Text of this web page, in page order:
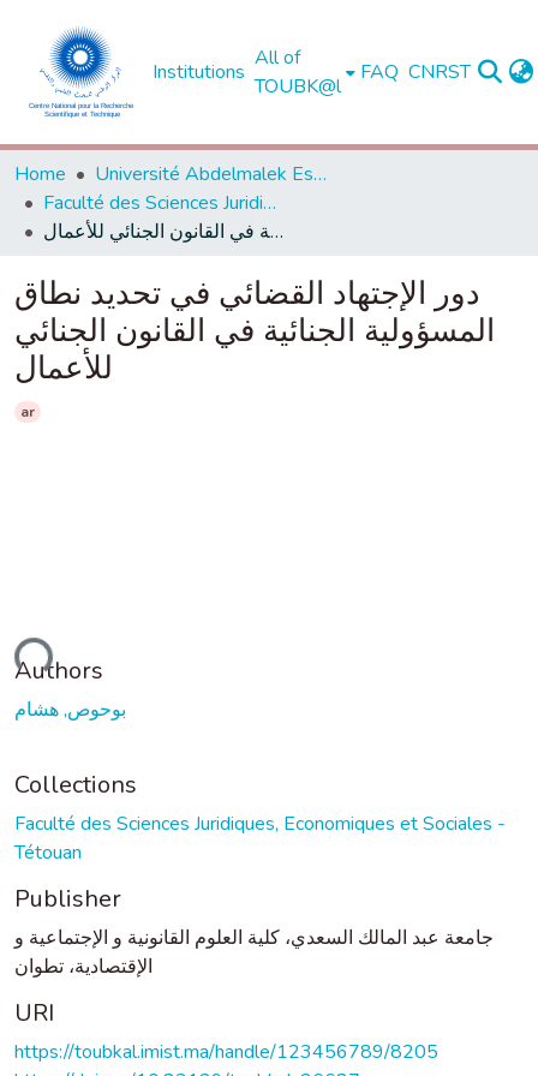
Institutions
All of
TOUBK@l
FAQ CNRST
Home
Université Abdelmalek Essaadi - Tétouan
Faculté des Sciences Juridiques, Economiques et Sociales - Tétouan
دور الإجتهاد القضائي في تحديد نطاق المسؤولية الجنائية في القانون الجنائي للأعمال
دور الإجتهاد القضائي في تحديد نطاق
المسؤولية الجنائية في القانون الجنائي
للأعمال
ar
Authors
بوحوص, هشام
Collections
Faculté des Sciences Juridiques, Economiques et Sociales -
Tétouan
Publisher
جامعة عبد المالك السعدي، كلية العلوم القانونية و الإجتماعية و
الإقتصادية، تطوان
URI
https://toubkal.imist.ma/handle/123456789/8205